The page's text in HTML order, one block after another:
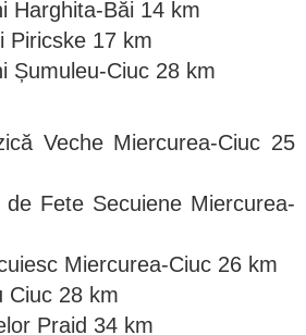
Harghita-Băi 14 km
Piricske 17 km
Șumuleu-Ciuc 28 km
Veche Miercurea-Ciuc 25
Fete Secuiene Miercurea-
Miercurea-Ciuc 26 km
Ciuc 28 km
Praid 34 km